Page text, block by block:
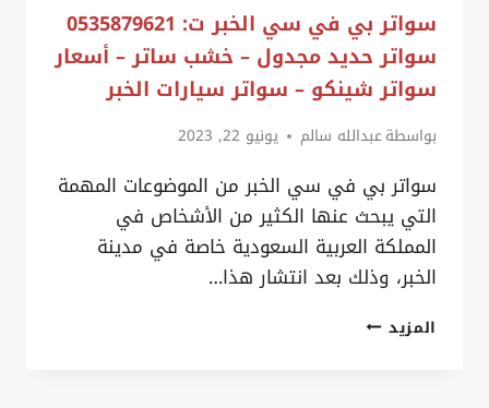
الدمام
سواتر
شرائح
حديد
سواتر بي في سي الخبر ت: 0535879621
سواتر حديد مجدول – خشب ساتر – أسعار
سواتر شينكو – سواتر سيارات الخبر
بواسطةعبدالله سالم يونيو 22, 2023
سواتر بي في سي الخبر من الموضوعات المهمة
التي يبحث عنها الكثير من الأشخاص في
المملكة العربية السعودية خاصة في مدينة
الخبر، وذلك بعد انتشار هذا…
المزيدسواتر